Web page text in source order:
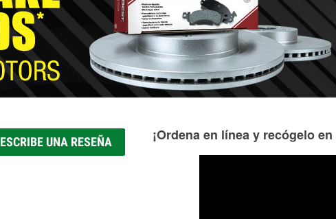
ESCRIBE UNA RESEÑA ¡Ordena en línea y recógelo